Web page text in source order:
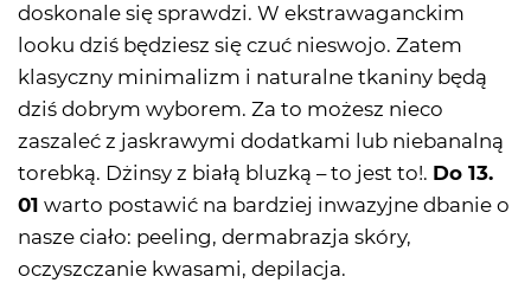
doskonale się sprawdzi. W ekstrawaganckim
looku dziś będziesz się czuć nieswojo. Zatem
klasyczny minimalizm i naturalne tkaniny będą
dziś dobrym wyborem. Za to możesz nieco
zaszaleć z jaskrawymi dodatkami lub niebanalną
torebką. Dżinsy z białą bluzką – to jest to!. Do 13.
01 warto postawić na bardziej inwazyjne dbanie o
nasze ciało: peeling, dermabrazja skóry,
oczyszczanie kwasami, depilacja.